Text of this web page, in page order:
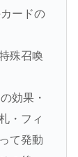
ードの
殊召喚
効果・
・フィ
て発動